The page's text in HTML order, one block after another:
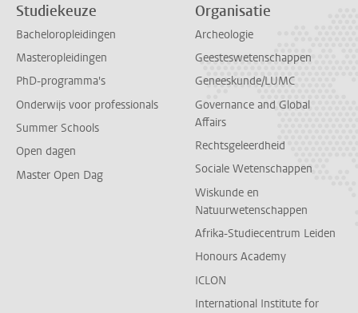
Studiekeuze
Bacheloropleidingen
Masteropleidingen
PhD-programma's
Onderwijs voor professionals
Summer Schools
Open dagen
Master Open Dag
Organisatie
Archeologie
Geesteswetenschappen
Geneeskunde/LUMC
Governance and Global
Affairs
Rechtsgeleerdheid
Sociale Wetenschappen
Wiskunde en
Natuurwetenschappen
Afrika-Studiecentrum Leiden
Honours Academy
ICLON
International Institute for